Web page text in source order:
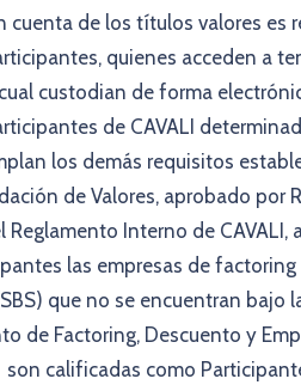
de los títulos valores es
quienes acceden a
custodian de forma
de CAVALI
los demás requisitos
de Valores, aprobado por
Interno de CAVALI,
las empresas de factoring
que no se encuentran bajo
de Factoring, Descuento y
son calificadas como